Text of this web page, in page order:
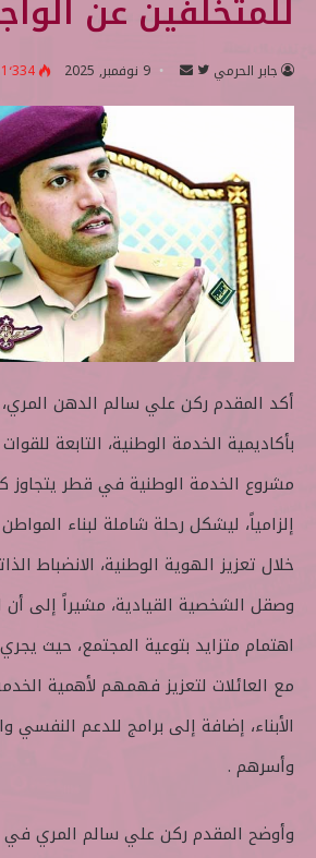
للمتخلفين عن
جابر الحرمي
ت
ع
ل
ى
ت
و
ي
ت
ر
ب
ر
ي
د
ا
إ
ل
ك
و
ي
9 نوفمبر, 2025 1٬334
أكد المقدم ركن علي سالم الدهن المري،
بأكاديمية الخدمة الوطنية، التابعة
مشروع الخدمة الوطنية في قطر يتجاوز
إلزامياً، ليشكل رحلة شاملة لبناء
خلال تعزيز الهوية الوطنية، الانضباط
وصقل الشخصية القيادية، مشيراً إلى أن
اهتمام متزايد بتوعية المجتمع، حيث
مع العائلات لتعزيز فهمهم لأهمية
الأبناء، إضافة إلى برامج للدعم النفسي
وأسرهم .
وأوضح المقدم ركن علي سالم المري